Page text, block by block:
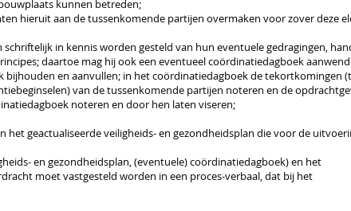
kunnen betreden;
hieruit aan de tussenkomende partijen overmaken voorzover deze
schriftelijk in kennis worden gesteld van hun eventuele gedragingen,
daartoe mag hij ook een eventueelcoördinatiedagboek
bijhouden en aanvullen; in het coördinatiedagboek de tekortkomingen
van de tussenkomende partijen noteren en de
noteren en door hen laten viseren;
het geactualiseerde veiligheids- en gezondheidsplan die voor de
en gezondheidsplan, (eventuele) coördinatiedagboek) en het
moet vastgesteld worden in een proces-verbaal, dat bij het